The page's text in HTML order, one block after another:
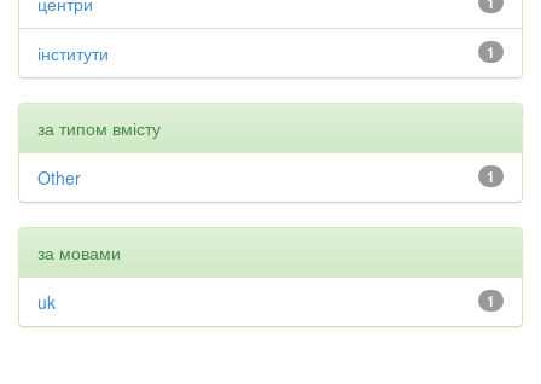
1
інститути
за типом вмісту
1
Other
за мовами
1
uk